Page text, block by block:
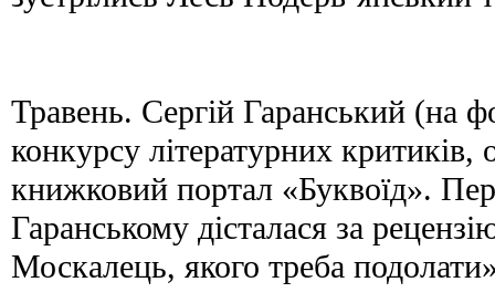
Травень. Сергій Гаранський (на
конкурсу літературних критиків,
книжковий портал «Буквоїд».
Гаранському дісталася за
Москалець, якого треба